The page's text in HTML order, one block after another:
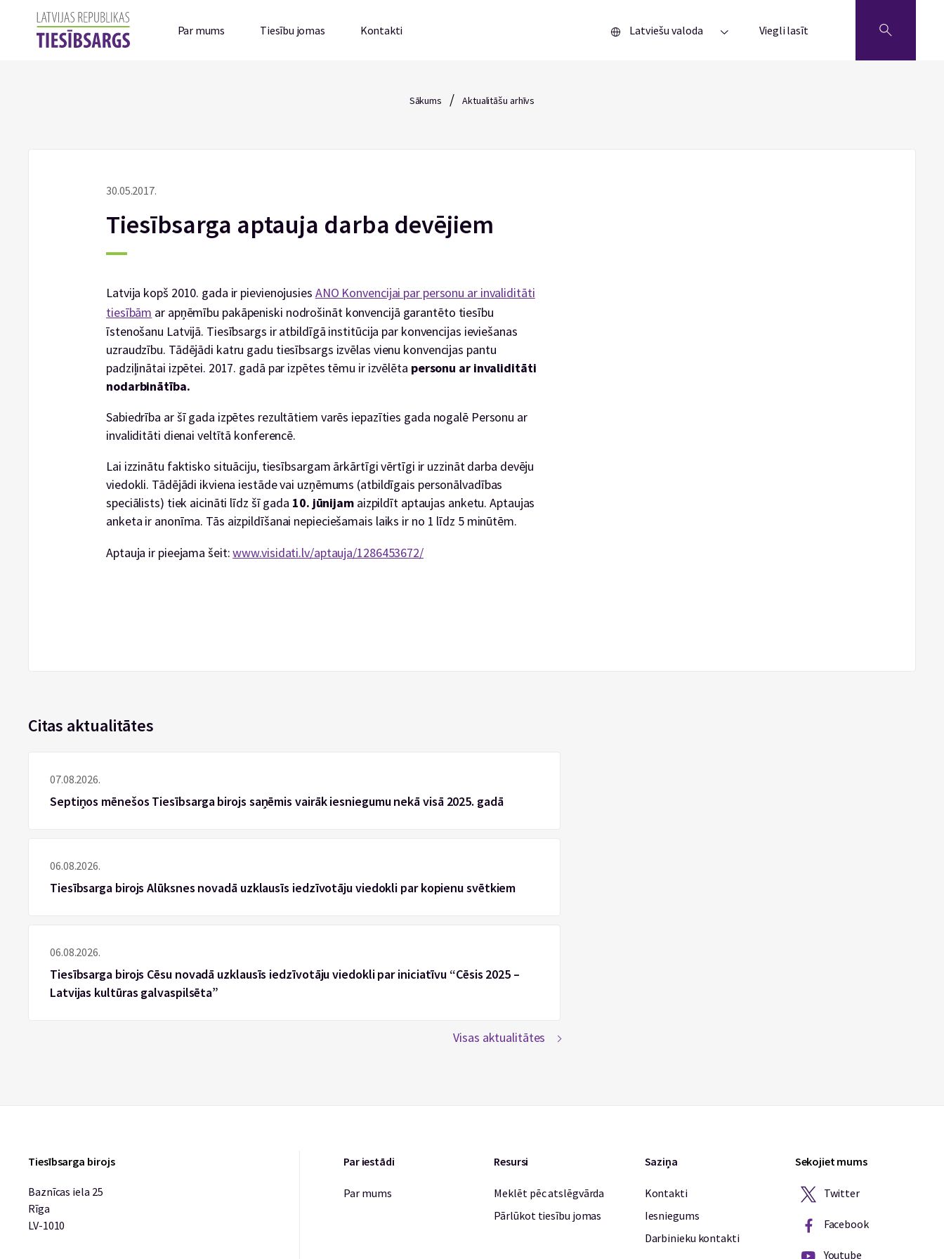
Par mums Tiesību jomas Kontakti Latviešu valoda Viegli lasīt
Sākums / Aktualitāšu arhīvs
30.05.2017.
Tiesībsarga aptauja darba devējiem
Latvija kopš 2010. gada ir pievienojusies ANO Konvencijai par personu ar invaliditāti
tiesībām ar apņēmību pakāpeniski nodrošināt konvencijā garantēto tiesību
īstenošanu Latvijā. Tiesībsargs ir atbildīgā institūcija par konvencijas ieviešanas
uzraudzību. Tādējādi katru gadu tiesībsargs izvēlas vienu konvencijas pantu
padziļinātai izpētei. 2017. gadā par izpētes tēmu ir izvēlēta personu ar invaliditāti
nodarbinātība.
Sabiedrība ar šī gada izpētes rezultātiem varēs iepazīties gada nogalē Personu ar
invaliditāti dienai veltītā konferencē.
Lai izzinātu faktisko situāciju, tiesībsargam ārkārtīgi vērtīgi ir uzzināt darba devēju
viedokli. Tādējādi ikviena iestāde vai uzņēmums (atbildīgais personālvadības
speciālists) tiek aicināti līdz šī gada 10. jūnijamaizpildīt aptaujas anketu. Aptaujas
anketa ir anonīma. Tās aizpildīšanai nepieciešamais laiks ir no 1 līdz 5 minūtēm.
Aptauja ir pieejama šeit:www.visidati.lv/aptauja/1286453672/
Citas aktualitātes
07.08.2026.
Septiņos mēnešos Tiesībsarga birojs saņēmis vairāk iesniegumu nekā visā 2025. gadā
06.08.2026.
Tiesībsarga birojs Alūksnes novadā uzklausīs iedzīvotāju viedokli par kopienu svētkiem
06.08.2026.
Tiesībsarga birojs Cēsu novadā uzklausīs iedzīvotāju viedokli par iniciatīvu “Cēsis 2025 –
Latvijas kultūras galvaspilsēta”
Visas aktualitātes
Tiesībsarga birojs
Baznīcas iela 25
Rīga
LV-1010
Par iestādi
Par mums
Resursi
Meklēt pēc atslēgvārda
Pārlūkot tiesību jomas
Saziņa
Kontakti
Iesniegums
Darbinieku kontakti
Sekojiet mums
Twitter
Facebook
Youtube